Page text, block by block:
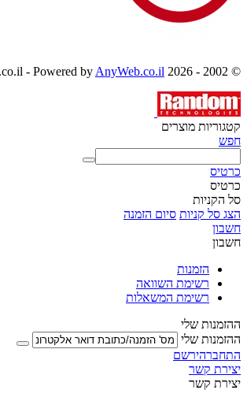
© 2002 - 2026 TopMarket.co.il - Powered by
AnyWeb.co.il
קטגוריות מוצרים
חפש
כרטיס
כרטיס
סל הקניות
הצג סל קניות סיום הזמנה
חשבון
חשבון
הזמנות
רשימת השוואה
רשימת המשאלות
ההזמנות שלי
ההזמנות שלי
התחברהירשם
יצירת קשר
יצירת קשר